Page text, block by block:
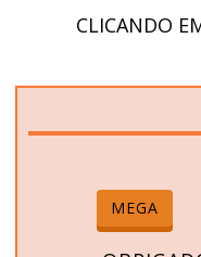
CLICANDO
MEGA